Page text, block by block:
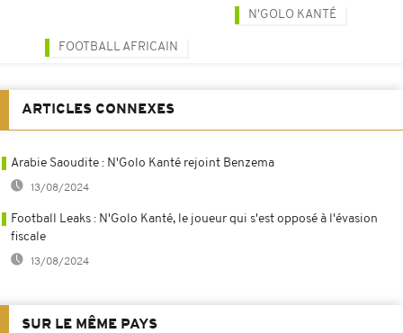
N'GOLO KANTÉ
FOOTBALL AFRICAIN
ARTICLES CONNEXES
Arabie Saoudite : N'Golo Kanté rejoint Benzema
13/08/2024
Football Leaks : N'Golo Kanté, le joueur qui s'est opposé à l'évasion
fiscale
13/08/2024
SUR LE MÊME PAYS